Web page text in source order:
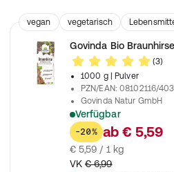
vegan vegetarisch
Nahrungsergänzungsmittel
Govinda Bio
(3)
1000 g
| Pulver
PZN/EAN:08102116/
Govinda Natur GmbH
Verfügbar
Ideal zum Kochen und
-20% ab € 5,59
€ 5,59 / 1 kg
VK € 6,99